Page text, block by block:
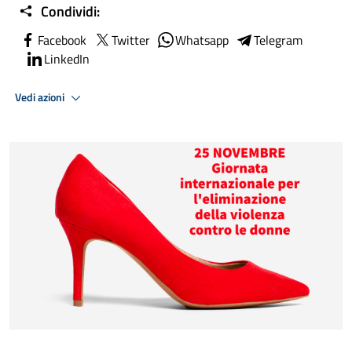
Condividi:
Facebook Twitter Whatsapp
Telegram
LinkedIn
Vedi azioni